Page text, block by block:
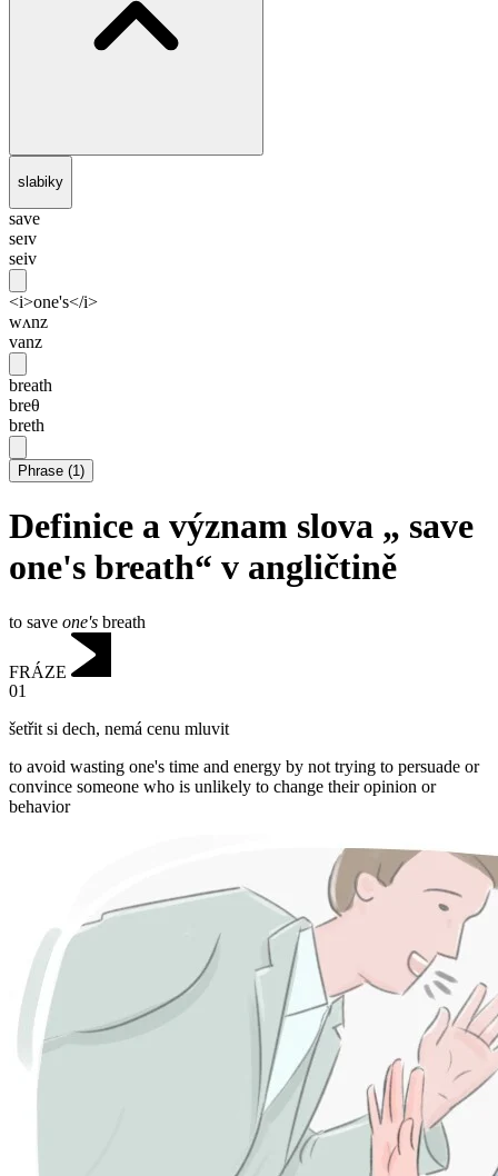
slabiky
save
seɪv
seiv
<i>one's</i>
wʌnz
vanz
breath
breθ
breth
Phrase (1)
Definice a význam slova „ save
one's breath“ v angličtině
to save one's breath
FRÁZE
01
šetřit si dech, nemá cenu mluvit
to avoid wasting one's time and energy by not trying to persuade or
convince someone who is unlikely to change their opinion or
behavior